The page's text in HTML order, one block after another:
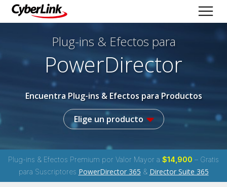
Plug-ins & Efectos para
PowerDirector
Encuentra Plug-ins & Efectos para Productos
Elige un producto
Plug-ins & Efectos Premium por Valor Mayor a $14,900 – Gratis
para Suscriptores PowerDirector 365 & Director Suite 365